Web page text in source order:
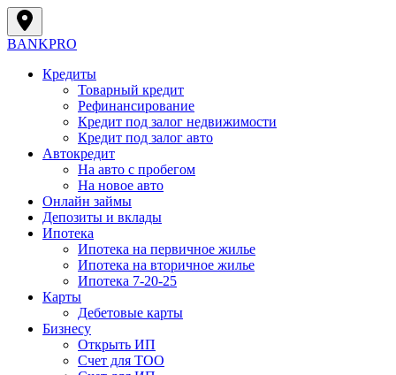
BANKPRO
Кредиты
Товарный кредит
Рефинансирование
Кредит под залог недвижимости
Кредит под залог авто
Автокредит
На авто с пробегом
На новое авто
Онлайн займы
Депозиты и вклады
Ипотека
Ипотека на первичное жилье
Ипотека на вторичное жилье
Ипотека 7-20-25
Карты
Дебетовые карты
Бизнесу
Открыть ИП
Cчет для ТОО